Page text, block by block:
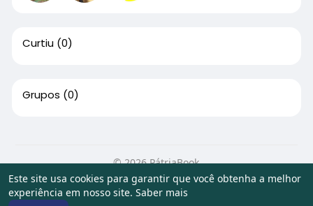
Este site usa cookies para garantir que você obtenha a melhor
experiência em nosso site. Saber mais
Curtiu (0)
Grupos (0)
© 2026 PátriaBook
Início
Sobre Contato Privacidade
Termos de Uso
Artigos